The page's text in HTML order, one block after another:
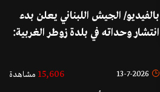
بالفيديو/ الجيش اللبناني يعلن بدء
انتشار وحداته في بلدة زوطر الغربية:
البلدة
13-7-2026
15,606 مشاهدة